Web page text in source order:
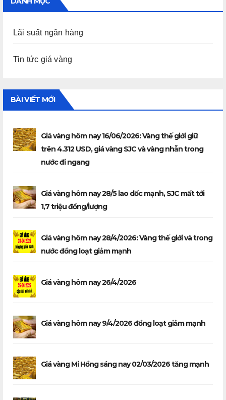
Lãi suất ngân hàng
Tin tức giá vàng
BÀI VIẾT MỚI
Giá vàng hôm nay 16/06/2026: Vàng thế giới giữ
trên 4.312 USD, giá vàng SJC và vàng nhẫn trong
nước đi ngang
Giá vàng hôm nay 28/5 lao dốc mạnh, SJC mất tới
1,7 triệu đồng/lượng
Giá vàng hôm nay 28/4/2026: Vàng thế giới và trong
nước đồng loạt giảm mạnh
Giá vàng hôm nay 26/4/2026
Giá vàng hôm nay 9/4/2026 đồng loạt giảm mạnh
Giá vàng Mi Hồng sáng nay 02/03/2026 tăng mạnh